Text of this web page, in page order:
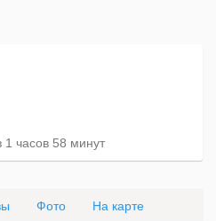
1 часов 58 минут
Фото На карте